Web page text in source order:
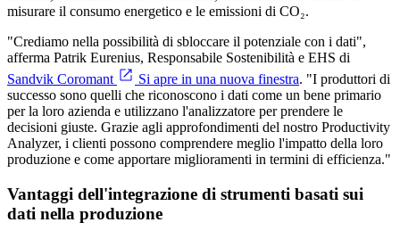
misurare il consumo energetico e le emissioni di CO₂.
"Crediamo nella possibilità di sbloccare il potenziale con i dati",
afferma Patrik Eurenius, Responsabile Sostenibilità e EHS di
Sandvik Coromant
Si apre in una nuova finestra. "I produttori di
successo sono quelli che riconoscono i dati come un bene primario
per la loro azienda e utilizzano l'analizzatore per prendere le
decisioni giuste. Grazie agli approfondimenti del nostro Productivity
Analyzer, i clienti possono comprendere meglio l'impatto della loro
produzione e come apportare miglioramenti in termini di efficienza."
Vantaggi dell'integrazione di strumenti basati sui
dati nella produzione